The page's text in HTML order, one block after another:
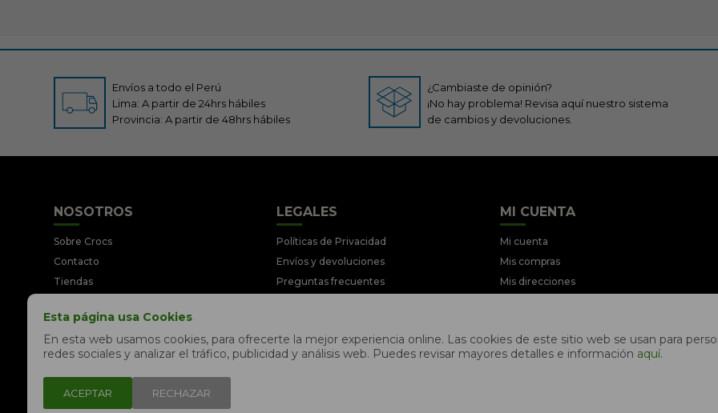
Esta página usa Cookies
En esta web usamos cookies, para ofrecerte la mejor experiencia online. Las cookies de este sitio web se usan para
redes sociales y analizar el tráfico, publicidad y análisis web. Puedes revisar mayores detalles e información aquí.
ACEPTAR RECHAZAR
Envíos a todo el Perú
Lima: A partir de 24hrs hábiles
Provincia: A partir de 48hrs hábiles
¿Cambiaste de opinión?
¡No hay problema! Revisa aquí nuestro sistema
de cambios y devoluciones.
NOSOTROS
Sobre Crocs
Contacto
Tiendas
Libro de reclamaciones
LEGALES
Políticas de Privacidad
Envíos y devoluciones
Preguntas frecuentes
MI CUENTA
Mi cuenta
Mis compras
Mis direcciones